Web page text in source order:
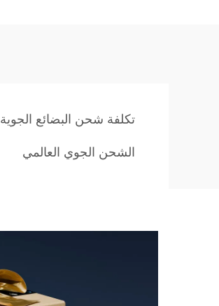
تكلفة شحن البضائع الجوية
الشحن الجوي العالمي